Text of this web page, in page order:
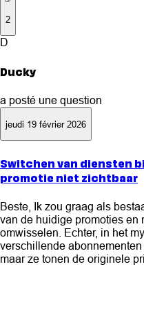
2
D
Ducky
a posté une question
jeudi 19 février 2026
Switchen van diensten
promotie niet zichtbaar
Beste, Ik zou graag als
van de huidige promoties en
omwisselen. Echter, in het
verschillende
maar ze tonen de originele